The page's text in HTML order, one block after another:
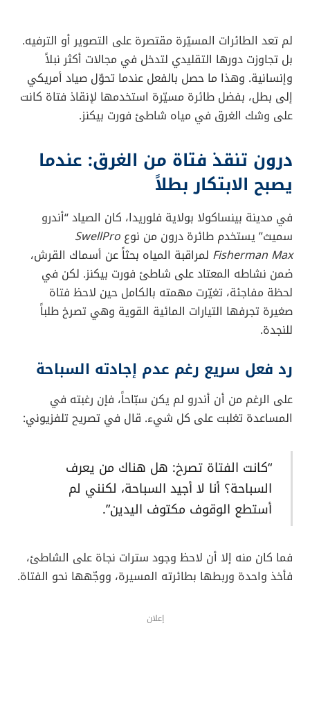
لم تعد الطائرات المسيّرة مقتصرة على التصوير أو الترفيه.
بل تجاوزت دورها التقليدي لتدخل في مجالات أكثر نبلاً
وإنسانية. وهذا ما حصل بالفعل عندما تحوّل صياد أمريكي
إلى بطل، بفضل طائرة مسيّرة استخدمها لإنقاذ فتاة كانت
على وشك الغرق في مياه شاطئ فورت بيكنز.
درون تنقذ فتاة من الغرق: عندما
يصبح الابتكار بطلاً
في مدينة بينساكولا بولاية فلوريدا، كان الصياد “أندرو
سميث” يستخدم طائرة درون من نوع SwellPro
Fisherman Max لمراقبة المياه بحثاً عن أسماك القرش،
ضمن نشاطه المعتاد على شاطئ فورت بيكنز. لكن في
لحظة مفاجئة، تغيّرت مهمته بالكامل حين لاحظ فتاة
صغيرة تجرفها التيارات المائية القوية وهي تصرخ طلباً
للنجدة.
رد فعل سريع رغم عدم إجادته السباحة
على الرغم من أن أندرو لم يكن سبّاحاً، فإن رغبته في
المساعدة تغلبت على كل شيء. قال في تصريح تلفزيوني:
“كانت الفتاة تصرخ: هل هناك من يعرف
السباحة؟ أنا لا أجيد السباحة، لكنني لم
أستطع الوقوف مكتوف اليدين”.
فما كان منه إلا أن لاحظ وجود سترات نجاة على الشاطئ،
فأخذ واحدة وربطها بطائرته المسيرة، ووجّهها نحو الفتاة.
إعلان